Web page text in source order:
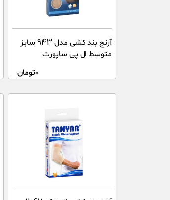
آرنج بند کشی مدل 943 سایز
متوسط ال پی ساپورت
0تومان